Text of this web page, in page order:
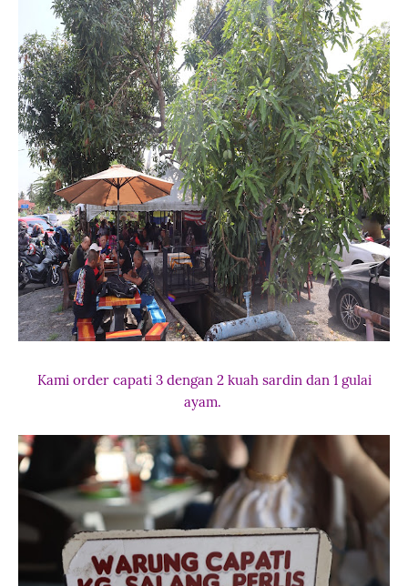
Kami order capati 3 dengan 2 kuah sardin dan 1 gulai
ayam.